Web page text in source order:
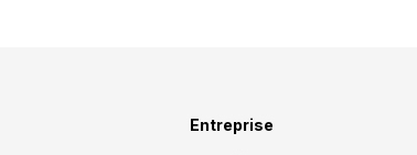
Entreprise